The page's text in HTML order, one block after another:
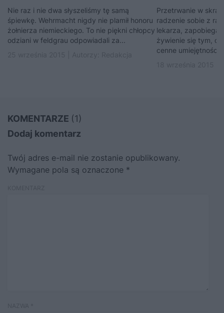
Nie raz i nie dwa słyszeliśmy tę samą
śpiewkę. Wehrmacht nigdy nie plamił honoru
żołnierza niemieckiego. To nie piękni chłopcy
odziani w feldgrau odpowiadali za...
Przetrwanie w
radzenie sobie z
lekarza,
żywienie się tym,
cenne umiejętności
KOMENTARZE (1)
Dodaj komentarz
Twój adres e-mail nie zostanie opublikowany.
Wymagane pola są oznaczone *